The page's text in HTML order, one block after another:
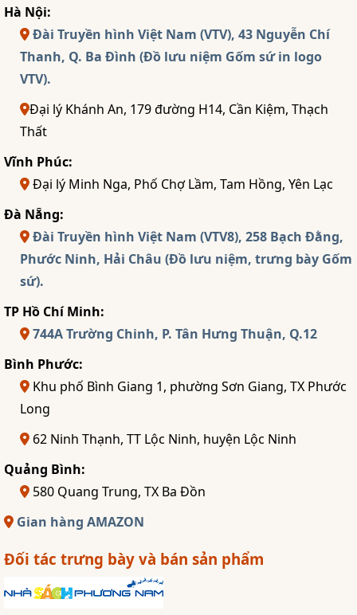
Hà Nội:
Đài Truyền hình Việt Nam (VTV), 43 Nguyễn Chí
Thanh, Q. Ba Đình (Đồ lưu niệm Gốm sứ in logo
VTV).
Đại lý Khánh An, 179 đường H14, Cần Kiệm, Thạch
Thất
Vĩnh Phúc:
Đại lý Minh Nga, Phố Chợ Lầm, Tam Hồng, Yên Lạc
Đà Nẵng:
Đài Truyền hình Việt Nam (VTV8), 258 Bạch Đằng,
Phước Ninh, Hải Châu (Đồ lưu niệm, trưng bày Gốm
sứ).
TP Hồ Chí Minh:
744A Trường Chinh, P. Tân Hưng Thuận, Q.12
Bình Phước:
Khu phố Bình Giang 1, phường Sơn Giang, TX Phước
Long
62 Ninh Thạnh, TT Lộc Ninh, huyện Lộc Ninh
Quảng Bình:
580 Quang Trung, TX Ba Đồn
Gian hàng AMAZON
Đối tác trưng bày và bán sản phẩm